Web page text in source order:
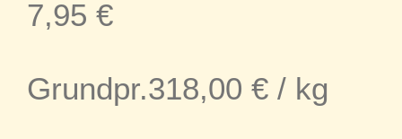
7,95 €
Grundpr.318,00 € / kg